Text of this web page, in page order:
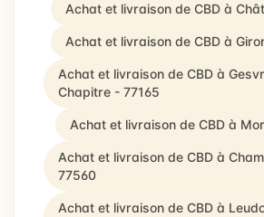
Achat et livraison de CBD à
Achat et livraison de CBD à
Achat et livraison de CBD à
Chapitre - 77165
Achat et livraison de CBD à
Achat et livraison de CBD à
77560
Achat et livraison de CBD à